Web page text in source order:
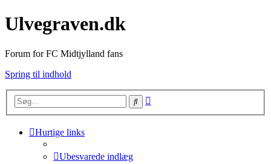
Ulvegraven.dk
Forum for FC Midtjylland fans
Spring til indhold
Søg
Hurtige links
Ubesvarede indlæg